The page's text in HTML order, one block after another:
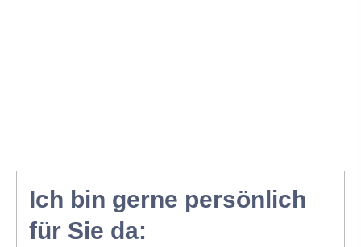
Ich bin gerne persönlich
für Sie da: